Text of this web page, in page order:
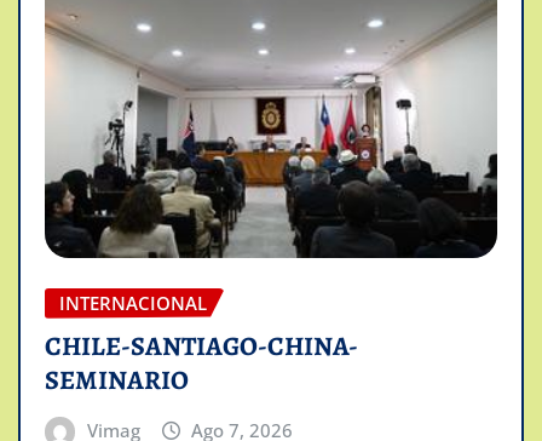
INTERNACIONAL
CHILE-SANTIAGO-CHINA-
SEMINARIO
Vimag Ago 7, 2026